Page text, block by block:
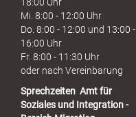
Mi. 8:00 - 12:00 Uhr
Do. 8:00 - 12:00 und 13:00 -
16:00 Uhr
Fr. 8:00 - 11:30 Uhr
oder nach Vereinbarung
Sprechzeiten Amt für
Soziales und Integration -